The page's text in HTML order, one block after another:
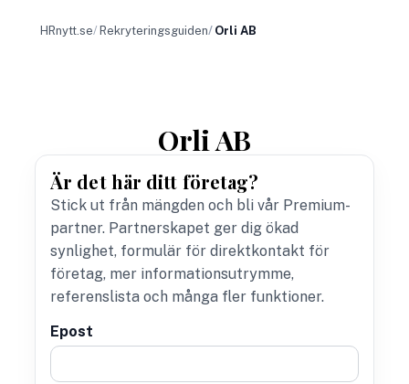
HRnytt.se Rekryteringsguiden Orli AB
Orli AB
Är det här ditt företag?
Stick ut från mängden och bli vår Premium-
partner. Partnerskapet ger dig ökad
synlighet, formulär för direktkontakt för
företag, mer informationsutrymme,
referenslista och många fler funktioner.
Epost